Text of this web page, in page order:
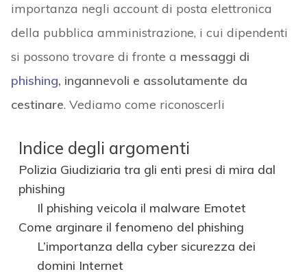
importanza negli account di posta elettronica
della pubblica amministrazione, i cui dipendenti
si possono trovare di fronte a messaggi di
phishing, ingannevoli e assolutamente da
cestinare. Vediamo come riconoscerli
Indice degli argomenti
Polizia Giudiziaria tra gli enti presi di mira dal
phishing
Il phishing veicola il malware Emotet
Come arginare il fenomeno del phishing
L’importanza della cyber sicurezza dei
domini Internet